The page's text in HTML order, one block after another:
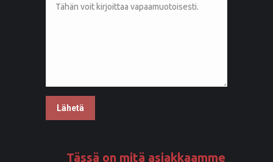
Tässä on mitä asiakkaamme